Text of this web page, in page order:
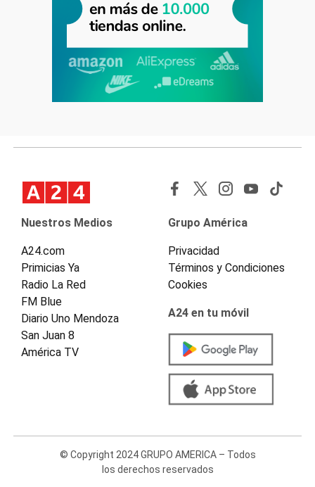
Nuestros Medios
A24.com
Primicias Ya
Radio La Red
FM Blue
Diario Uno Mendoza
San Juan 8
América TV
Grupo América
Privacidad
Términos y Condiciones
Cookies
A24 en tu móvil
© Copyright 2024 GRUPO AMERICA – Todos
los derechos reservados